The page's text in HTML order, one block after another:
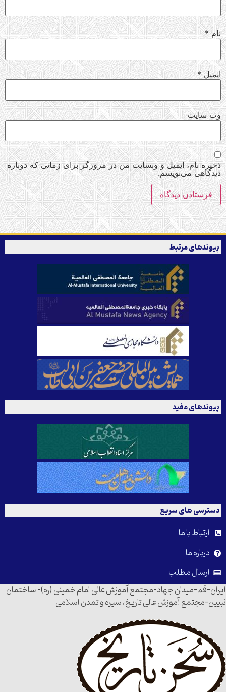
نام*
ایمیل*
وب‌ سایت
ذخیره نام، ایمیل و وبسایت من در مرورگر برای زمانی که دوباره
دیدگاهی می‌نویسم.
پیوندهای مرتبط
پیوندهای مفید
دسترسی های سریع
ارتباط با ما
درباره ما
ارسال مطلب
ایران-قم-میدان جهاد-مجتمع آموزش عالی امام خمینی (ره)- ساختمان
نبیین-مجتمع آموزش عالی تاریخ، سیره و تمدن اسلامی